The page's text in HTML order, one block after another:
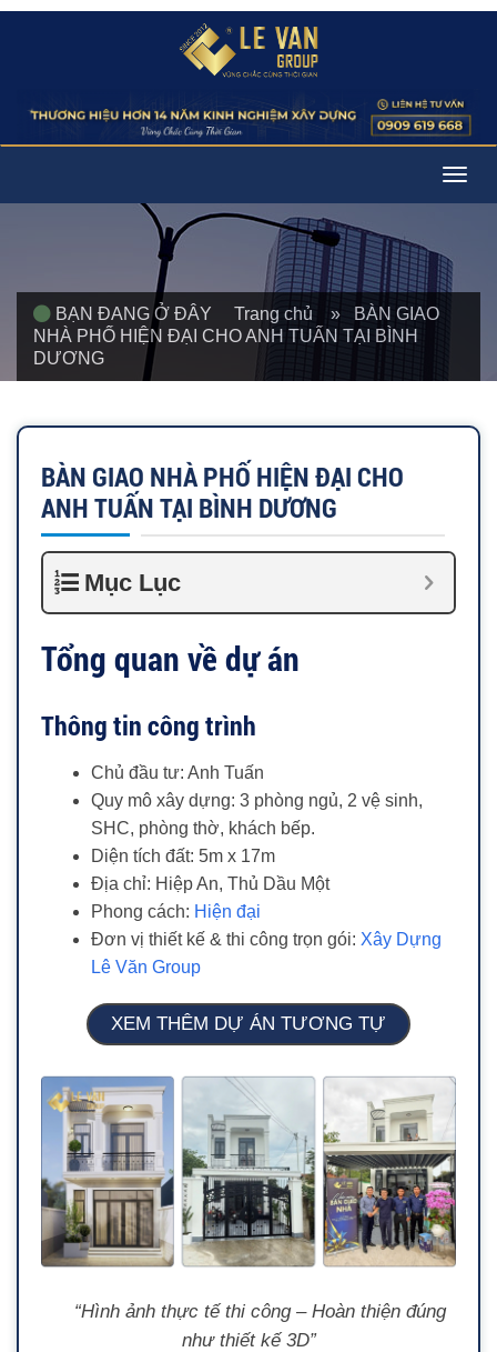
BẠN ĐANG Ở ĐÂY Trang chủ » BÀN GIAO
NHÀ PHỐ HIỆN ĐẠI CHO ANH TUẤN TẠI BÌNH
DƯƠNG
BÀN GIAO NHÀ PHỐ HIỆN ĐẠI CHO
ANH TUẤN TẠI BÌNH DƯƠNG
Mục Lục
Tổng quan về dự án
Thông tin công trình
Chủ đầu tư: Anh Tuấn
Quy mô xây dựng: 3 phòng ngủ, 2 vệ sinh,
SHC, phòng thờ, khách bếp.
Diện tích đất: 5m x 17m
Địa chỉ: Hiệp An, Thủ Dầu Một
Phong cách: Hiện đại
Đơn vị thiết kế & thi công trọn gói: Xây Dựng
Lê Văn Group
XEM THÊM DỰ ÁN TƯƠNG TỰ
“Hình ảnh thực tế thi công – Hoàn thiện đúng
như thiết kế 3D”